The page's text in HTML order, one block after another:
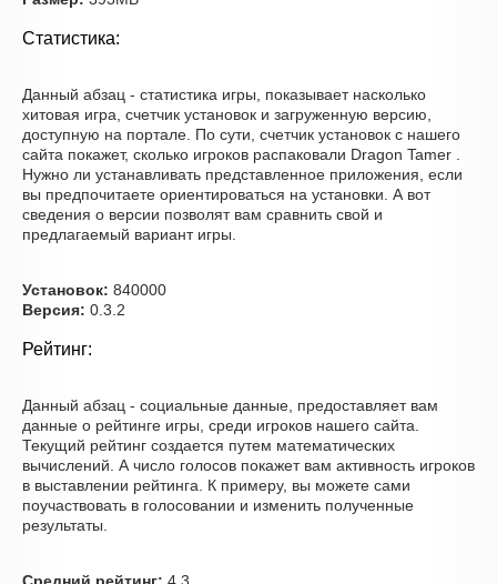
Статистика:
Данный абзац - статистика игры, показывает насколько
хитовая игра, счетчик установок и загруженную версию,
доступную на портале. По сути, счетчик установок с нашего
сайта покажет, сколько игроков распаковали Dragon Tamer .
Нужно ли устанавливать представленное приложения, если
вы предпочитаете ориентироваться на установки. А вот
сведения о версии позволят вам сравнить свой и
предлагаемый вариант игры.
Установок: 840000
Версия: 0.3.2
Рейтинг:
Данный абзац - социальные данные, предоставляет вам
данные о рейтинге игры, среди игроков нашего сайта.
Текущий рейтинг создается путем математических
вычислений. А число голосов покажет вам активность игроков
в выставлении рейтинга. К примеру, вы можете сами
поучаствовать в голосовании и изменить полученные
результаты.